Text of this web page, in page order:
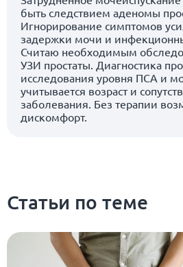
быть следствием аденомы
Игнорирование симптомов
задержки мочи и
Считаю необходимым
УЗИ простаты. Диагностика
исследования уровня ПСА и
учитывается возраст и
заболевания. Без терапии
дискомфорт.
Статьи по теме